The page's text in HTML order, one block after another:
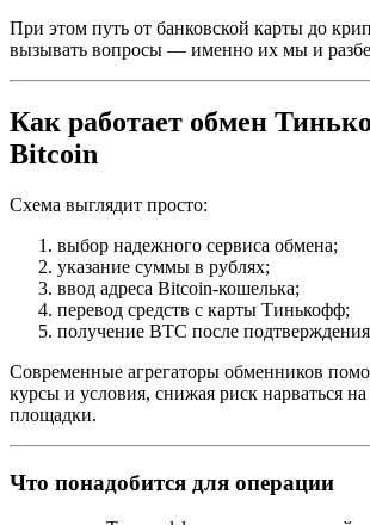
При этом путь от банковской карты до
вызывать вопросы — именно их мы и
Как работает обмен
Bitcoin
Схема выглядит просто:
выбор надежного сервиса обмена;
указание суммы в рублях;
ввод адреса Bitcoin-кошелька;
перевод средств с карты Тинькофф;
получение BTC после
Современные агрегаторы обменников
курсы и условия, снижая риск нарваться
площадки.
Что понадобится для операции